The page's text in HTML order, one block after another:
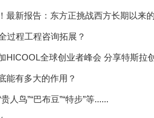
最新报告：东方正挑战西方长期以来
过程工程咨询拓展？
HICOOL全球创业者峰会 分享特斯拉
能有多大的作用？
人鸟”“巴布豆”“特步”等......